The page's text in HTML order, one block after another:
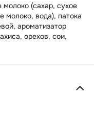
(сахар, сухое
молоко, вода), патока
ароматизатор
орехов, сои,